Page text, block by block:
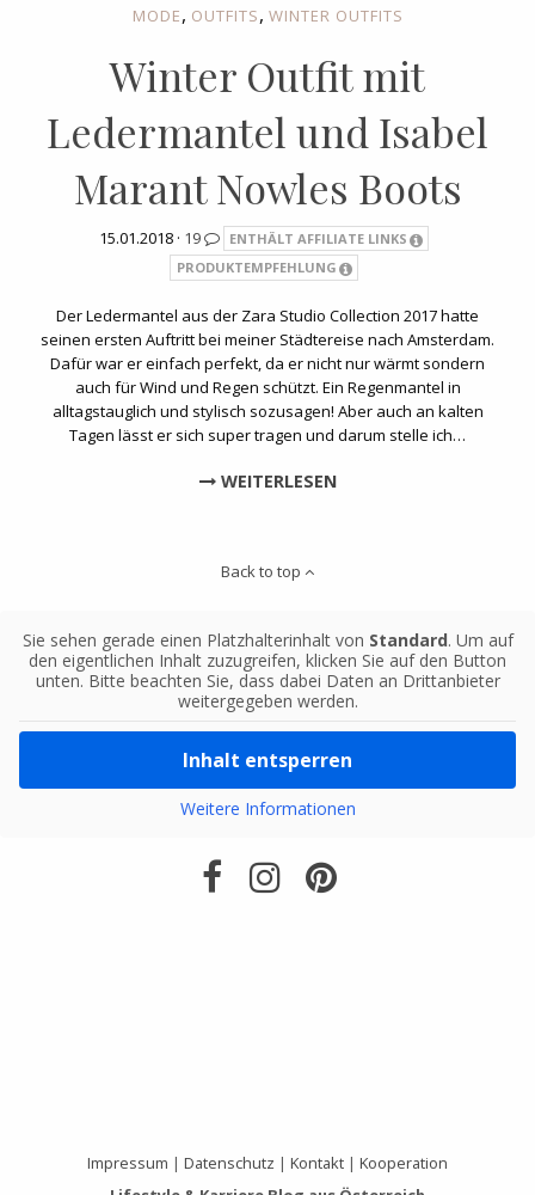
MODE, OUTFITS, WINTER OUTFITS
Winter Outfit mit
Ledermantel und Isabel
Marant Nowles Boots
15.01.2018 · 19
ENTHÄLT AFFILIATE LINKS
PRODUKTEMPFEHLUNG
Der Ledermantel aus der Zara Studio Collection 2017 hatte
seinen ersten Auftritt bei meiner Städtereise nach Amsterdam.
Dafür war er einfach perfekt, da er nicht nur wärmt sondern
auch für Wind und Regen schützt. Ein Regenmantel in
alltagstauglich und stylisch sozusagen! Aber auch an kalten
Tagen lässt er sich super tragen und darum stelle ich…
WEITERLESEN
Back to top
Sie sehen gerade einen Platzhalterinhalt von Standard. Um auf
den eigentlichen Inhalt zuzugreifen, klicken Sie auf den Button
unten. Bitte beachten Sie, dass dabei Daten an Drittanbieter
weitergegeben werden.
Inhalt entsperren
Weitere Informationen
Impressum | Datenschutz | Kontakt | Kooperation